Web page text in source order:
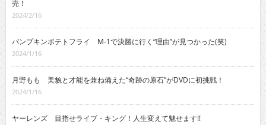
売！
2024/2/16
パンプキンポテトフライ M-1で決勝に行く“理由”が見つかった(笑)
2024/1/16
月野もも 美貌と才能を兼ね備えた“奇跡の原石”がDVDに初挑戦！
2024/1/16
ヤーレンズ 目指せライブ・キング！人生変えて魅せます!!